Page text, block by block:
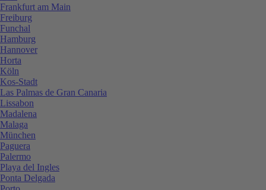
Frankfurt am Main
Freiburg
Funchal
Hamburg
Hannover
Horta
Köln
Kos-Stadt
Las Palmas de Gran Canaria
Lissabon
Madalena
Malaga
München
Paguera
Palermo
Playa del Ingles
Ponta Delgada